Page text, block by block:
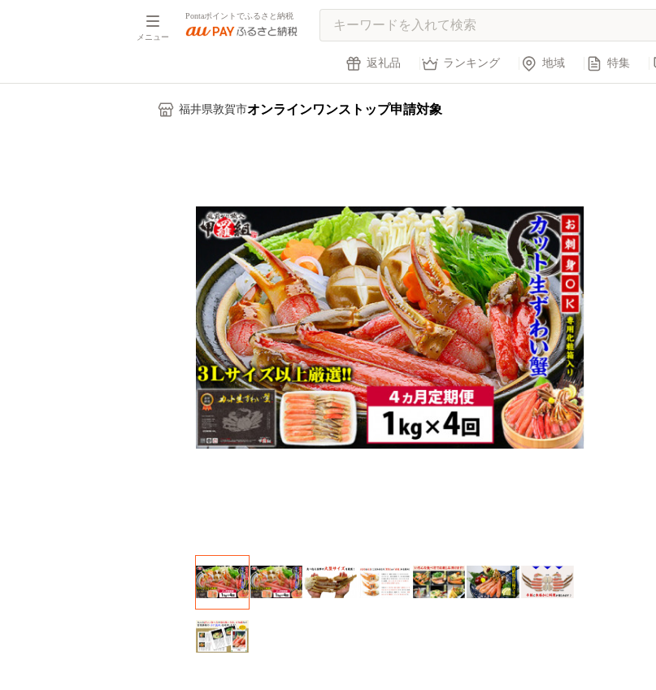
メニュー
Pontaポイントでふるさと納税
返礼品 ランキング 地域 特集
福井県敦賀市オンラインワンストップ申請対象